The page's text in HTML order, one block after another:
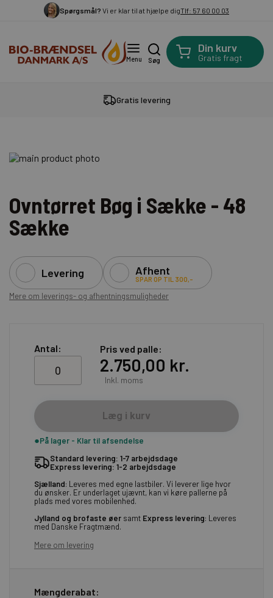
Spørgsmål? Vi er klar til at hjælpe digTlf: 57 60 00 03
Menu Søg
Din kurv
Gratis fragt
Gratis levering
Ovntørret Bøg i Sække - 48
Sække
Levering Afhent
SPAR OP TIL 300,-
Mere om leverings- og afhentningsmuligheder
Antal: Pris ved palle
2.750,00 kr.
Inkl. moms
Læg i kurv
På lager - Klar til afsendelse
Standard levering: 1-7 arbejdsdage
Express levering: 1-2 arbejdsdage
Sjælland: Leveres med egne lastbiler. Vi leverer lige hvor
du ønsker. Er underlaget ujævnt, kan vi køre pallerne på
plads med vores mobilenhed.
Jylland og brofaste øer samt Express levering: Leveres
med Danske Fragtmænd.
Mere om levering
Mængderabat: